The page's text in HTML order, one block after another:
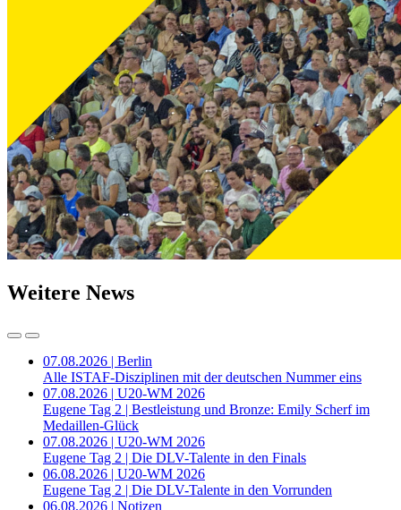
Weitere News
07.08.2026 | Berlin
Alle ISTAF-Disziplinen mit der deutschen Nummer eins
07.08.2026 | U20-WM 2026
Eugene Tag 2 | Bestleistung und Bronze: Emily Scherf im
Medaillen-Glück
07.08.2026 | U20-WM 2026
Eugene Tag 2 | Die DLV-Talente in den Finals
06.08.2026 | U20-WM 2026
Eugene Tag 2 | Die DLV-Talente in den Vorrunden
06.08.2026 | Notizen